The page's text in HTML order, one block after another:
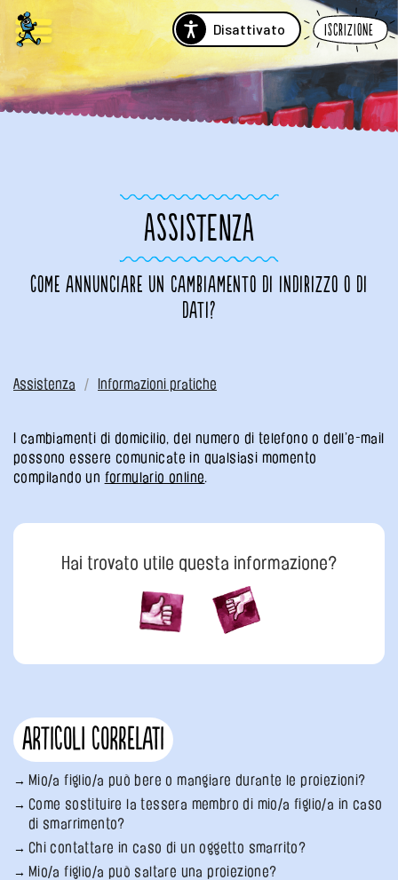
Disattivato Iscrizione
ASSISTENZA
Come annunciare un cambiamento di indirizzo o di
dati?
Assistenza Informazioni pratiche
I cambiamenti di domicilio, del numero di telefono o dell’e-mail
possono essere comunicate in qualsiasi momento
compilando un formulario online.
Hai trovato utile questa informazione?
Articoli correlati
Mio/a figlio/a può bere o mangiare durante le proiezioni?
Come sostituire la tessera membro di mio/a figlio/a in caso
di smarrimento?
Chi contattare in caso di un oggetto smarrito?
Mio/a figlio/a può saltare una proiezione?